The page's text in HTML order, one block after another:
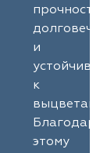
и
к
Благодаря
этому